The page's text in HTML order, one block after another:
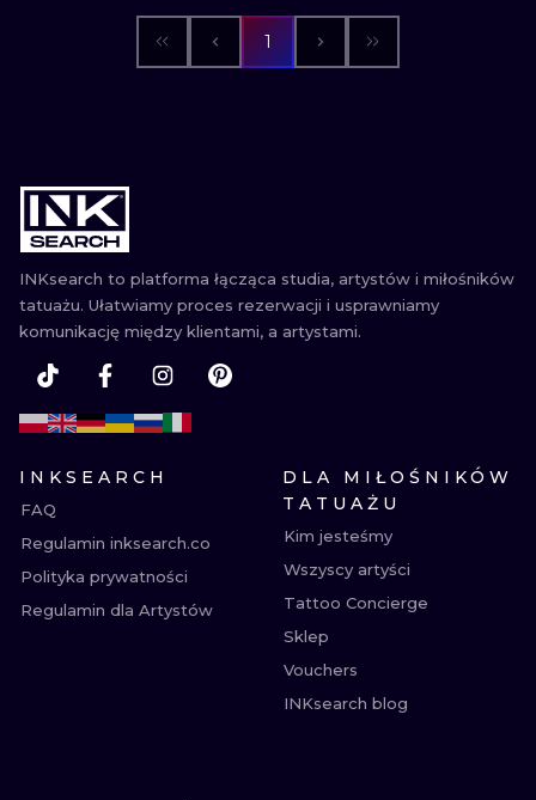
1
INKsearch to platforma łącząca studia, artystów i miłośników
tatuażu. Ułatwiamy proces rezerwacji i usprawniamy
komunikację między klientami, a artystami.
INKSEARCH
FAQ
Regulamin inksearch.co
Polityka prywatności
Regulamin dla Artystów
DLA MIŁOŚNIKÓW
TATUAŻU
Kim jesteśmy
Wszyscy artyści
Tattoo Concierge
Sklep
Vouchers
INKsearch blog